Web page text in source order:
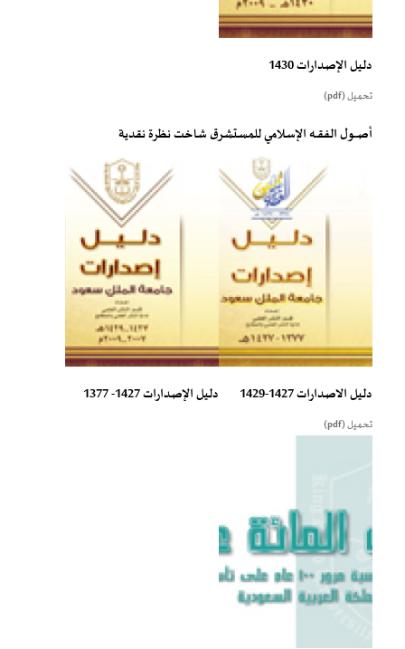
دليل الإصدارات 1430
تحميل (pdf)
أصـــول الفقــه الإسـلامي للمستشرق شاخت نظرة نقدية
دليل الاصدارات 1427-1429
تحميل (pdf)
دليل الإصدارات 1427- 1377